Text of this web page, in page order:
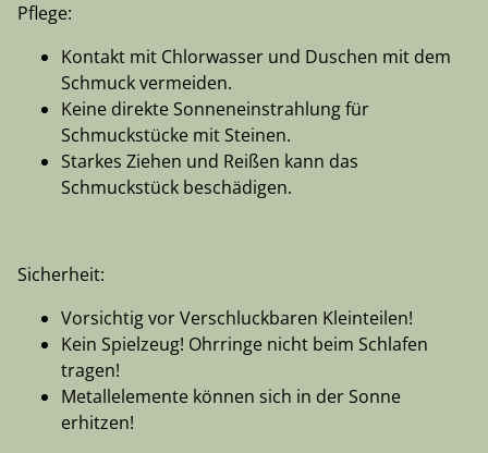
Pflege:
Kontakt mit Chlorwasser und Duschen mit dem
Schmuck vermeiden.
Keine direkte Sonneneinstrahlung für
Schmuckstücke mit Steinen.
Starkes Ziehen und Reißen kann das
Schmuckstück beschädigen.
Sicherheit:
Vorsichtig vor Verschluckbaren Kleinteilen!
Kein Spielzeug! Ohrringe nicht beim Schlafen
tragen!
Metallelemente können sich in der Sonne
erhitzen!